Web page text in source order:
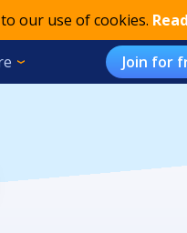
our use of cookies.
Join for